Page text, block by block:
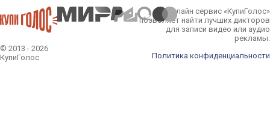
© 2013 - 2026
КупиГолос
Онлайн сервис «КупиГолос»
позволяет найти лучших дикторов
для записи видео или аудио
рекламы.
Политика конфиденциальности